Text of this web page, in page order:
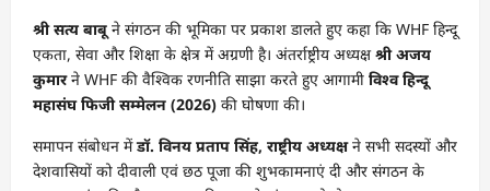
श्री सत्य बाबू ने संगठन की भूमिका पर प्रकाश डालते हुए कहा कि WHF हिन्दू
एकता, सेवा और शिक्षा के क्षेत्र में अग्रणी है। अंतर्राष्ट्रीय अध्यक्षश्री अजय
कुमारने WHF की वैश्विक रणनीति साझा करते हुए आगामी विश्व हिन्दू
महासंघ फिजी सम्मेलन (2026) की घोषणा की।
समापन संबोधन मेंडॉ. विनय प्रताप सिंह, राष्ट्रीय अध्यक्षने सभी सदस्यों और
देशवासियों को दीवाली एवं छठ पूजा की शुभकामनाएं दी और संगठन के